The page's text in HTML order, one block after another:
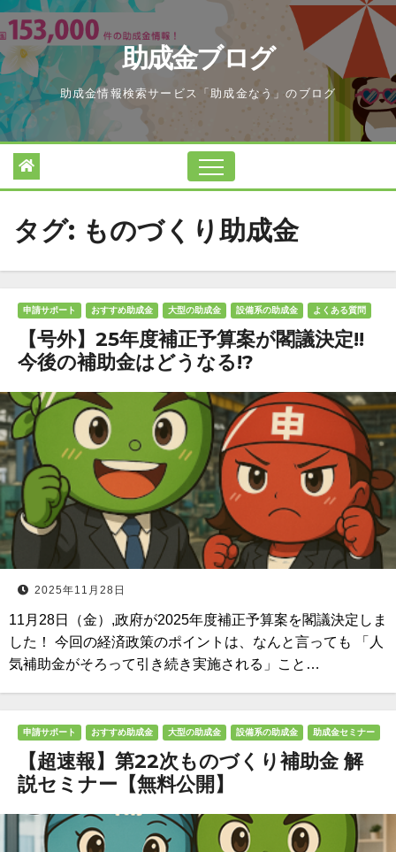
Skip
to
content
助成金ブログ
助成金情報検索サービス「助成金なう」のブログ
タグ: ものづくり助成金
申請サポート おすすめ助成金 大型の助成金 設備系の助成金 よくある質問
【号外】25年度補正予算案が閣議決定!!
今後の補助金はどうなる!?
2025年11月28日
11月28日（金）,政府が2025年度補正予算案を閣議決定しま
した！ 今回の経済政策のポイントは、なんと言っても 「人
気補助金がそろって引き続き実施される」こと…
申請サポート おすすめ助成金 大型の助成金 設備系の助成金 助成金セミナー
【超速報】第22次ものづくり補助金 解
説セミナー【無料公開】